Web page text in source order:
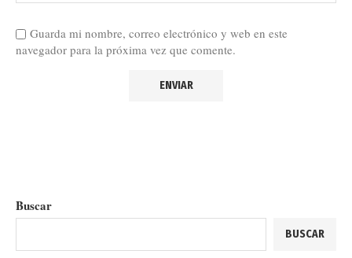
Guarda mi nombre, correo electrónico y web en este
navegador para la próxima vez que comente.
Buscar
BUSCAR